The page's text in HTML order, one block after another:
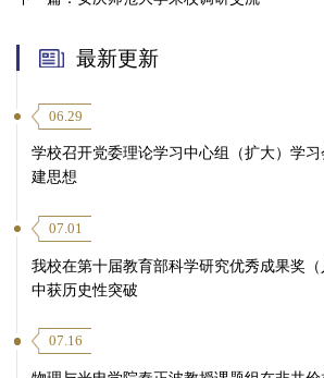
最新更新
06.29
学校召开党委理论学习中心组（扩大）学
建思想
07.01
我校在第十届教育部科学研究优秀成果奖
中获历史性突破
07.16